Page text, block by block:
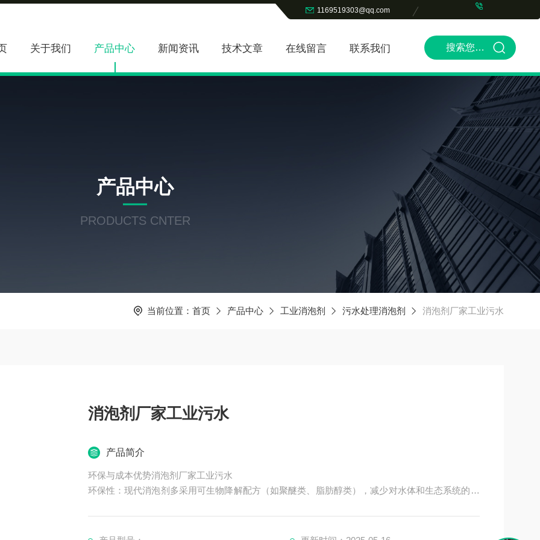
1169519303@qq.com
关于我们 产品中心 新闻资讯 技术文章 在线留言 联系我们
产品中心
PRODUCTS CNTER
当前位置： 首页 产品中心 工业消泡剂 污水处理消泡剂 消泡剂厂家工业污水
消泡剂厂家工业污水
产品简介
环保与成本优势消泡剂厂家工业污水
环保性：现代消泡剂多采用可生物降解配方（如聚醚类、脂肪醇类），减少对水体和生态系统的污
成本效益：褐色消泡剂等复配型产品通过减少用量和提升效率，降低企业运营成本。